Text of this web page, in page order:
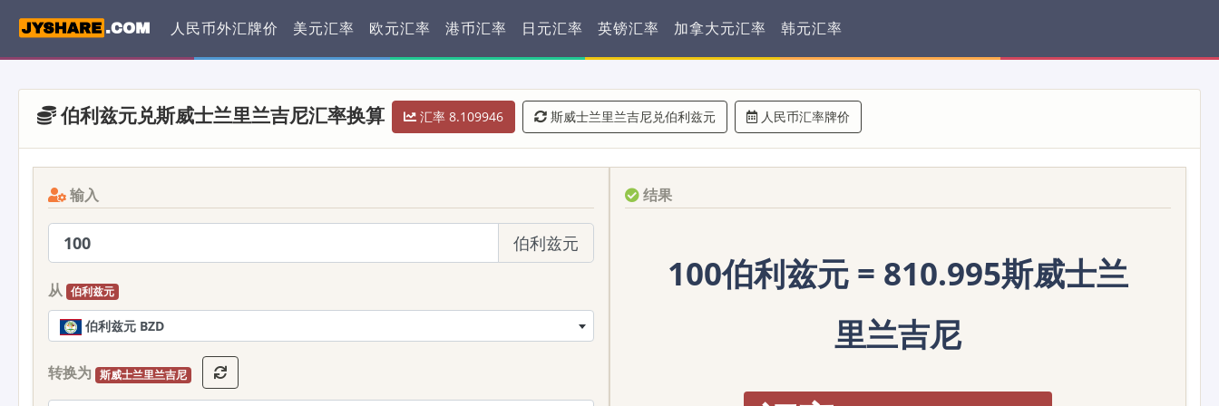
人民币外汇牌价 美元汇率 欧元汇率 港币汇率 日元汇率 英镑汇率 加拿大元汇率 韩元汇率
伯利兹元兑斯威士兰里兰吉尼汇率换算 汇率 8.109946 斯威士兰里兰吉尼兑伯利兹元 人民币汇率牌价
输入
伯利兹元
从 伯利兹元
伯利兹元 BZD
转换为 斯威士兰里兰吉尼
结果
100伯利兹元 = 810.995斯威士兰
里兰吉尼